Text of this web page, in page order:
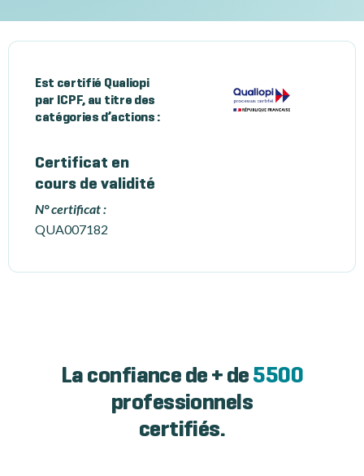
Est certifié Qualiopi
par ICPF, au titre des
catégories d’actions :
Certificat en
cours de validité
N° certificat :
QUA007182
La confiance de + de 5500
professionnels
certifiés.